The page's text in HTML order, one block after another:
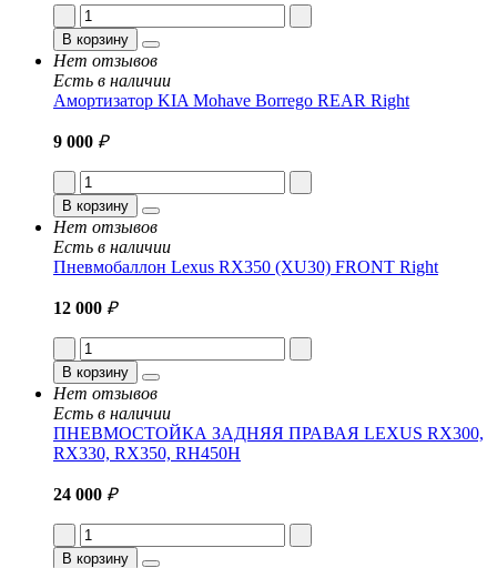
В корзину
Нет отзывов
Есть в наличии
Амортизатор KIA Mohave Borrego REAR Right
9 000 ₽
В корзину
Нет отзывов
Есть в наличии
Пневмобаллон Lexus RX350 (XU30) FRONT Right
12 000 ₽
В корзину
Нет отзывов
Есть в наличии
ПНЕВМОСТОЙКА ЗАДНЯЯ ПРАВАЯ LEXUS RX300,
RX330, RX350, RH450H
24 000 ₽
В корзину